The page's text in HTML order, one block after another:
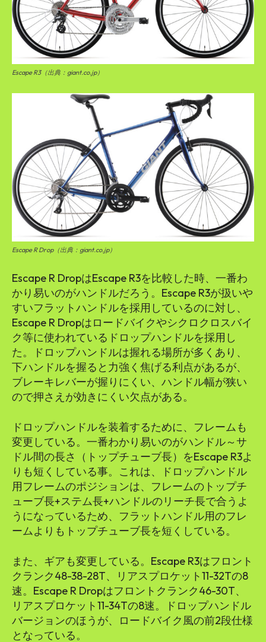
Escape R3（出典：giant.co.jp）
Escape R Drop（出典：giant.co.jp）
Escape R DropはEscape R3を比較した時、一番わ
かり易いのがハンドルだろう。Escape R3が扱いや
すいフラットハンドルを採用しているのに対し、
Escape R Dropはロードバイクやシクロクロスバイ
ク等に使われているドロップハンドルを採用し
た。ドロップハンドルは握れる場所が多くあり、
下ハンドルを握ると力強く焦げる利点があるが、
ブレーキレバーが握りにくい、ハンドル幅が狭い
ので押さえが効きにくい欠点がある。
ドロップハンドルを装着するために、フレームも
変更している。一番わかり易いのがハンドル～サ
ドル間の長さ（トップチューブ長）をEscape R3よ
りも短くしている事。これは、ドロップハンドル
用フレームのポジションは、フレームのトップチ
ューブ長+ステム長+ハンドルのリーチ長で合うよ
うになっているため、フラットハンドル用のフレ
ームよりもトップチューブ長を短くしている。
また、ギアも変更している。Escape R3はフロント
クランク48-38-28T、リアスプロケット11-32Tの8
速。Escape R Dropはフロントクランク46-30T、
リアスプロケット11-34Tの8速。ドロップハンドル
バージョンのほうが、ロードバイク風の前2段仕様
となっている。